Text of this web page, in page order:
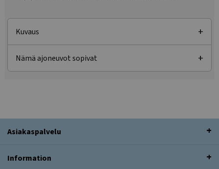
Kuvaus
Nämä ajoneuvot sopivat
Asiakaspalvelu
Information